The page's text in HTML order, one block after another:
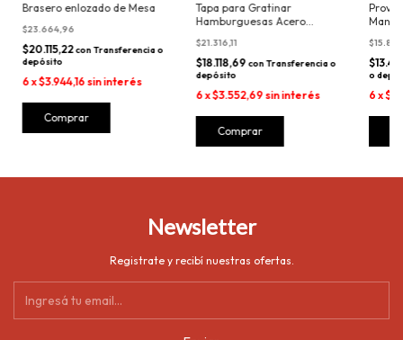
Brasero enlozado de Mesa
$23.664,96
$20.115,22con Transferencia o
depósito
6x$3.944,16 sin interés
Tapa para Gratinar
Hamburguesas Acero
$21.316,11
$18.118,69 conTransferencia o
depósito
6x$3.552,69 sin interés
o
6 x
Newsletter
Registrate y recibí nuestras ofertas.